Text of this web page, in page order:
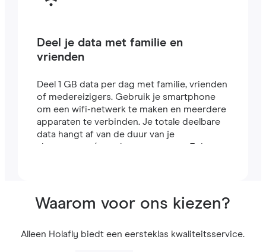
Deel je data met familie en
vrienden
Deel 1 GB data per dag met familie, vrienden
of medereizigers. Gebruik je smartphone
om een wifi-netwerk te maken en meerdere
apparaten te verbinden. Je totale deelbare
data hangt af van de duur van je
abonnement (een abonnement van 7 dagen
Waarom voor ons kiezen?
Alleen Holafly biedt een eersteklas kwaliteitsservice.